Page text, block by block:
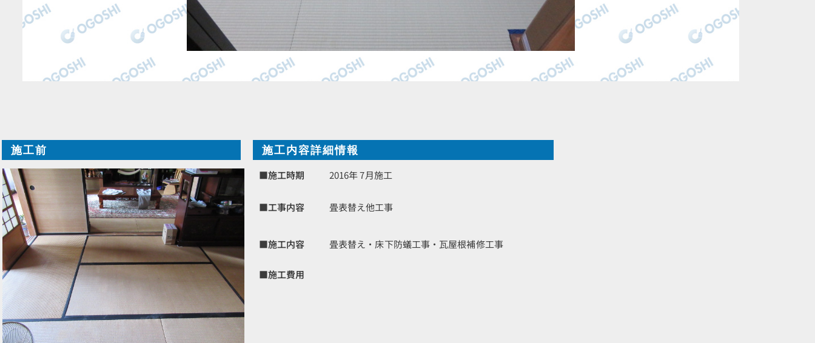
施工前
施工内容詳細情報
■施工時期
2016年 7月施工
■工事内容 畳表替え他工事
■施工内容 畳表替え・床下防蟻工事・瓦屋根補修工事
■施工費用